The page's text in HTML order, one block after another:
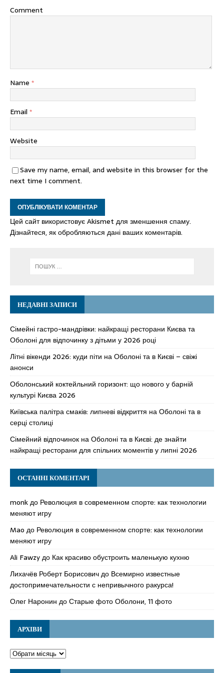
Comment
Name *
Email *
Website
Save my name, email, and website in this browser for the
next time I comment.
Цей сайт використовує Akismet для зменшення спаму.
Дізнайтеся, як обробляються дані ваших коментарів.
НЕДАВНІ ЗАПИСИ
Сімейні гастро-мандрівки: найкращі ресторани Києва та
Оболоні для відпочинку з дітьми у 2026 році
Літні вікенди 2026: куди піти на Оболоні та в Києві – свіжі
анонси
Оболонський коктейльний горизонт: що нового у барній
культурі Києва 2026
Київська палітра смаків: липневі відкриття на Оболоні та в
серці столиці
Сімейний відпочинок на Оболоні та в Києві: де знайти
найкращі ресторани для спільних моментів у липні 2026
ОСТАННІ КОМЕНТАРІ
monkдо Революция в современном спорте: как технологии
меняют игру
Mao до Революция в современном спорте: как технологии
меняют игру
Ali Fawzyдо Как красиво обустроить маленькую кухню
Лихачёв Роберт Борисовичдо Всемирно известные
достопримечательности с непривычного ракурса!
Олег Наронин доСтарые фото Оболони, 11 фото
АРХІВИ